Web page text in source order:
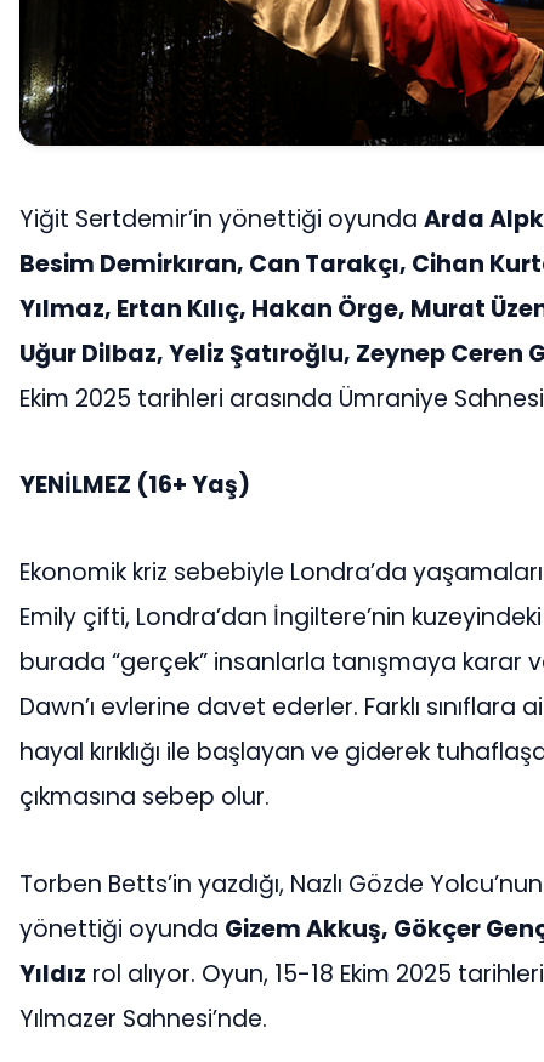
Yiğit Sertdemir’in yönettiği oyunda Arda
Besim Demirkıran, Can Tarakçı, Cihan
Yılmaz, Ertan Kılıç, Hakan Örge, Murat
Uğur Dilbaz, Yeliz Şatıroğlu, Zeynep Ceren
Ekim 2025 tarihleri arasında Ümraniye
YENİLMEZ (16+ Yaş)
Ekonomik kriz sebebiyle Londra’da
Emily çifti, Londra’dan İngiltere’nin
burada “gerçek” insanlarla tanışmaya karar
Dawn’ı evlerine davet ederler. Farklı
hayal kırıklığı ile başlayan ve giderek
çıkmasına sebep olur.
Torben Betts’in yazdığı, Nazlı Gözde
yönettiği oyunda Gizem Akkuş, Gökçer
Yıldız rol alıyor. Oyun, 15-18 Ekim 2025
Yılmazer Sahnesi’nde.